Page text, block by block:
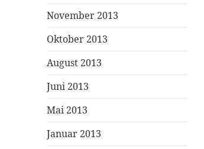
November 2013
Oktober 2013
August 2013
Juni 2013
Mai 2013
Januar 2013